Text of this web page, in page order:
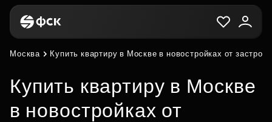
Москва Купить квартиру в Москве в новостройках от
Купить квартиру в Москве
в новостройках от